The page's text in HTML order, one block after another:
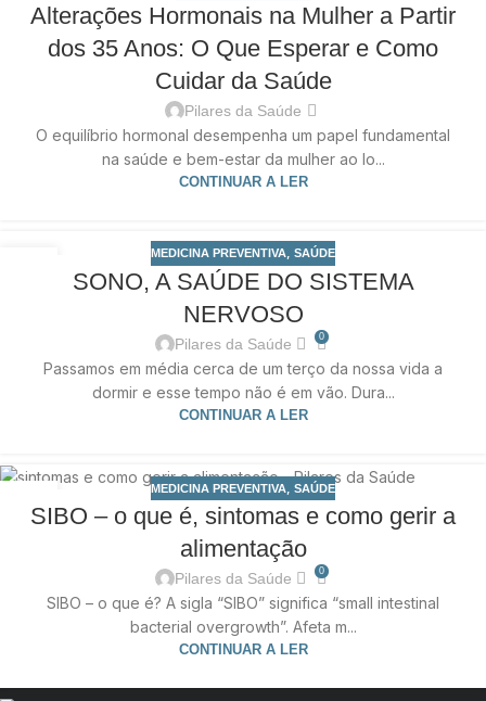
MAR
Alterações Hormonais na Mulher a Partir
dos 35 Anos: O Que Esperar e Como
Cuidar da Saúde
Pilares da Saúde
O equilíbrio hormonal desempenha um papel fundamental
na saúde e bem-estar da mulher ao lo...
CONTINUAR A LER
MEDICINA PREVENTIVA, SAÚDE
SONO, A SAÚDE DO SISTEMA
NERVOSO
Pilares da Saúde 0
Passamos em média cerca de um terço da nossa vida a
dormir e esse tempo não é em vão. Dura...
CONTINUAR A LER
NOV
MEDICINA PREVENTIVA SAÚDE
SIBO – o que é, sintomas e como gerir a
alimentação
Pilares da Saúde 0
SIBO – o que é? A sigla “SIBO” significa “small intestinal
bacterial overgrowth”. Afeta m...
CONTINUAR A LER